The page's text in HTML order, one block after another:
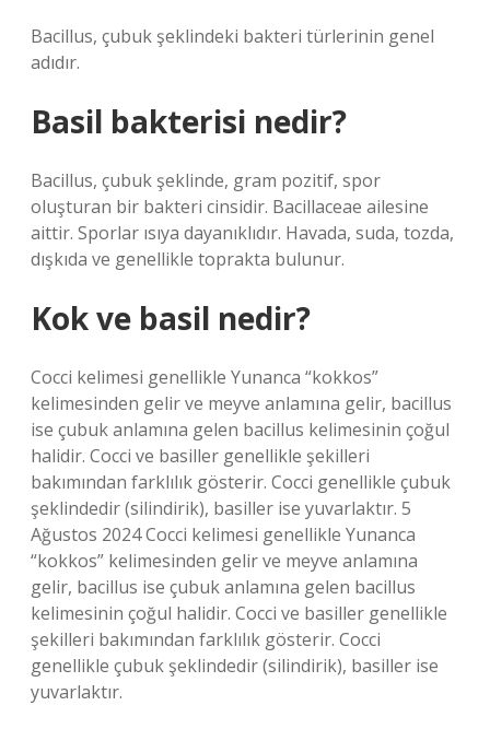
Bacillus, çubuk şeklindeki bakteri türlerinin genel
adıdır.
Basil bakterisi nedir?
Bacillus, çubuk şeklinde, gram pozitif, spor
oluşturan bir bakteri cinsidir. Bacillaceae ailesine
aittir. Sporlar ısıya dayanıklıdır. Havada, suda, tozda,
dışkıda ve genellikle toprakta bulunur.
Kok ve basil nedir?
Cocci kelimesi genellikle Yunanca “kokkos”
kelimesinden gelir ve meyve anlamına gelir, bacillus
ise çubuk anlamına gelen bacillus kelimesinin çoğul
halidir. Cocci ve basiller genellikle şekilleri
bakımından farklılık gösterir. Cocci genellikle çubuk
şeklindedir (silindirik), basiller ise yuvarlaktır. 5
Ağustos 2024 Cocci kelimesi genellikle Yunanca
“kokkos” kelimesinden gelir ve meyve anlamına
gelir, bacillus ise çubuk anlamına gelen bacillus
kelimesinin çoğul halidir. Cocci ve basiller genellikle
şekilleri bakımından farklılık gösterir. Cocci
genellikle çubuk şeklindedir (silindirik), basiller ise
yuvarlaktır.